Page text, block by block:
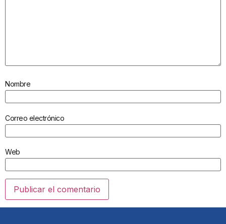
Nombre
Correo electrónico
Web